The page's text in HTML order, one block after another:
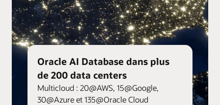
Oracle AI Database dans plus
de 200 data centers
Multicloud : 20@AWS, 15@Google,
30@Azure et 135@Oracle Cloud